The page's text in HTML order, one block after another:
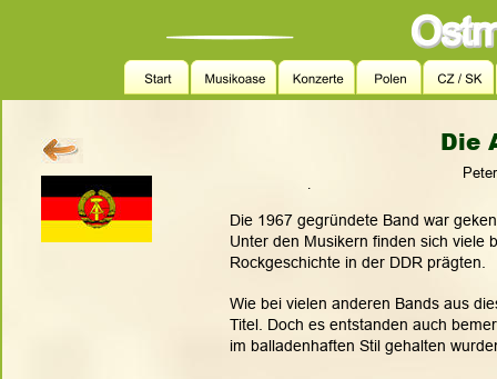
Die
.
Die 1967 gegründete Band war
Unter den Musikern finden sich viele
Rockgeschichte in der DDR prägten.
Wie bei vielen anderen Bands aus
Titel. Doch es entstanden auch
im balladenhaften Stil gehalten